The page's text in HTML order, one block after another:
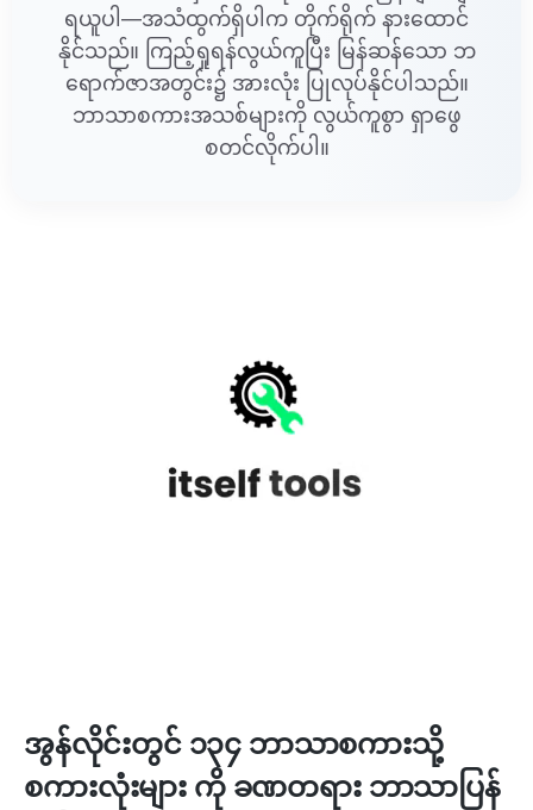
ရယူပါ—အသံထွက်ရှိပါက တိုက်ရိုက် နားထောင်
နိုင်သည်။ ကြည့်ရှုရန်လွယ်ကူပြီး မြန်ဆန်သော ဘ
ရောက်ဇာအတွင်း၌ အားလုံး ပြုလုပ်နိုင်ပါသည်။
ဘာသာစကားအသစ်များကို လွယ်ကူစွာ ရှာဖွေ
စတင်လိုက်ပါ။
အွန်လိုင်းတွင် ၁၃၄ ဘာသာစကားသို့
စကားလုံးများ ကို ခဏတရား ဘာသာပြန်